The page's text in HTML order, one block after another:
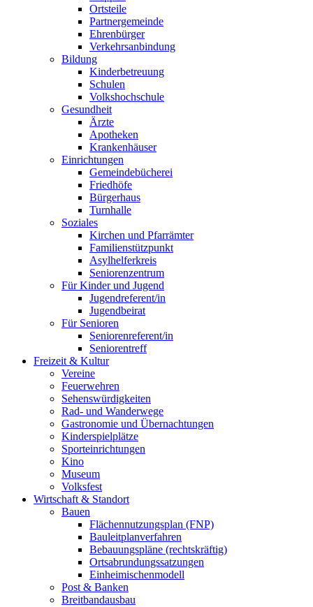
Ortsteile
Partnergemeinde
Ehrenbürger
Verkehrsanbindung
Bildung
Kinderbetreuung
Schulen
Volkshochschule
Gesundheit
Ärzte
Apotheken
Krankenhäuser
Einrichtungen
Gemeindebücherei
Friedhöfe
Bürgerhaus
Turnhalle
Soziales
Kirchen und Pfarrämter
Familienstützpunkt
Asylhelferkreis
Seniorenzentrum
Für Kinder und Jugend
Jugendreferent/in
Jugendbeirat
Für Senioren
Seniorenreferent/in
Seniorentreff
Freizeit & Kultur
Vereine
Feuerwehren
Sehenswürdigkeiten
Rad- und Wanderwege
Gastronomie und Übernachtungen
Kinderspielplätze
Sporteinrichtungen
Kino
Museum
Volksfest
Wirtschaft & Standort
Bauen
Flächennutzungsplan (FNP)
Bauleitplanverfahren
Bebauungspläne (rechtskräftig)
Ortsabrundungssatzungen
Einheimischenmodell
Post & Banken
Breitbandausbau